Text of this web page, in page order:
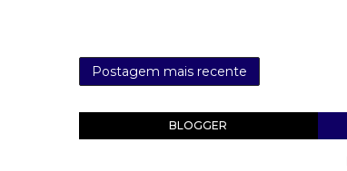
Postagem mais recente
BLOGGER